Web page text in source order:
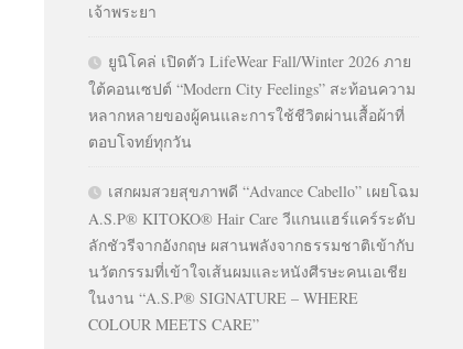
เจ้าพระยา
ยูนิโคล่ เปิดตัว LifeWear Fall/Winter 2026 ภาย
ใต้คอนเซปต์ “Modern City Feelings” สะท้อนความ
หลากหลายของผู้คนและการใช้ชีวิตผ่านเสื้อผ้าที่
ตอบโจทย์ทุกวัน
เสกผมสวยสุขภาพดี “Advance Cabello” เผยโฉม
A.S.P® KITOKO® Hair Care วีแกนแฮร์แคร์ระดับ
ลักชัวรีจากอังกฤษ ผสานพลังจากธรรมชาติเข้ากับ
นวัตกรรมที่เข้าใจเส้นผมและหนังศีรษะคนเอเชีย
ในงาน “A.S.P® SIGNATURE – WHERE
COLOUR MEETS CARE”